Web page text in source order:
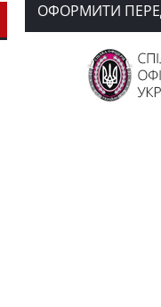
День Вишиванки в
OPUS MAGNUM
ОФОРМИТИ